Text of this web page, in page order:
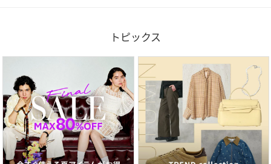
トピックス